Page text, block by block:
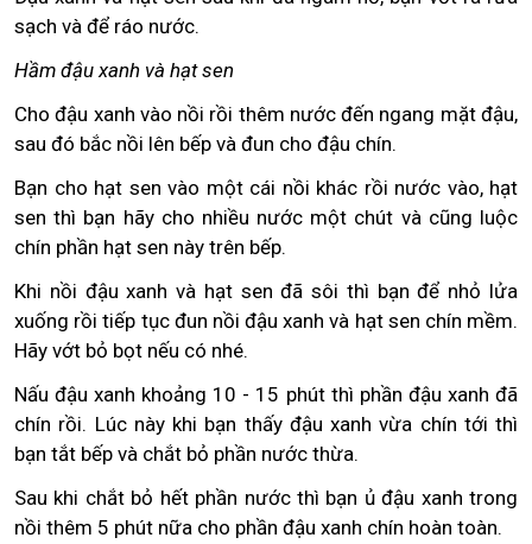
sạch và để ráo nước.
Hầm đậu xanh và hạt sen
Cho đậu xanh vào nồi rồi thêm nước đến ngang mặt đậu,
sau đó bắc nồi lên bếp và đun cho đậu chín.
Bạn cho hạt sen vào một cái nồi khác rồi nước vào, hạt
sen thì bạn hãy cho nhiều nước một chút và cũng luộc
chín phần hạt sen này trên bếp.
Khi nồi đậu xanh và hạt sen đã sôi thì bạn để nhỏ lửa
xuống rồi tiếp tục đun nồi đậu xanh và hạt sen chín mềm.
Hãy vớt bỏ bọt nếu có nhé.
Nấu đậu xanh khoảng 10 - 15 phút thì phần đậu xanh đã
chín rồi. Lúc này khi bạn thấy đậu xanh vừa chín tới thì
bạn tắt bếp và chắt bỏ phần nước thừa.
Sau khi chắt bỏ hết phần nước thì bạn ủ đậu xanh trong
nồi thêm 5 phút nữa cho phần đậu xanh chín hoàn toàn.